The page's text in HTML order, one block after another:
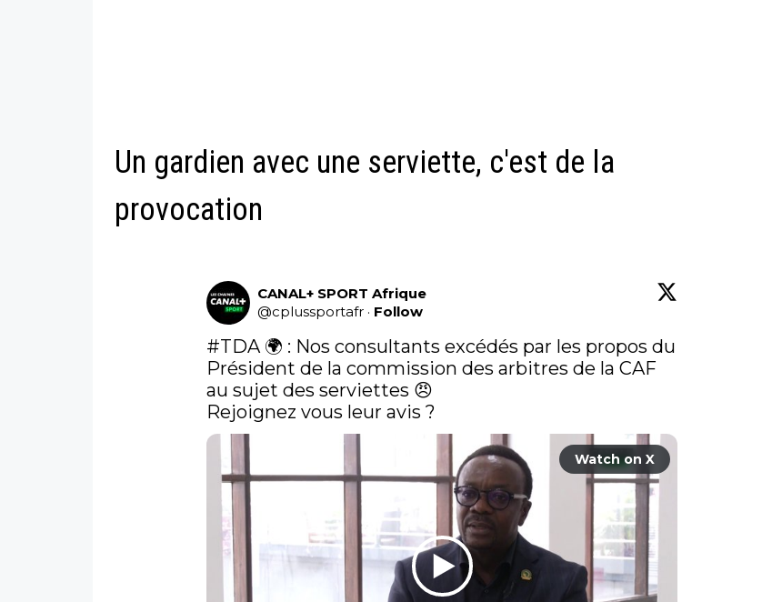
Un gardien avec une serviette, c'est de la
provocation
CANAL+ SPORT Afrique
@cplussportafr · Follow
#TDA 🌍 : Nos consultants excédés par les propos du
Président de la commission des arbitres de la CAF
au sujet des serviettes 😠
Rejoignez vous leur avis ?
Watch on X